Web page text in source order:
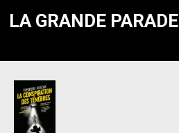
LA GRANDE PARADE